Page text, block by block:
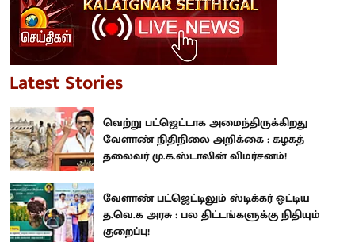
Latest Stories
வெற்று பட்ஜெட்டாக அமைந்திருக்கிறது
வேளாண் நிதிநிலை அறிக்கை : கழகத்
தலைவர் மு.க.ஸ்டாலின் விமர்சனம்!
வேளாண் பட்ஜெட்டிலும் ஸ்டிக்கர் ஒட்டிய
த.வெ.க அரசு : பல திட்டங்களுக்கு நிதியும்
குறைப்பு!